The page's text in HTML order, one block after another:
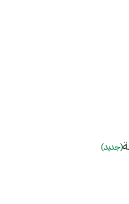
(جديد)